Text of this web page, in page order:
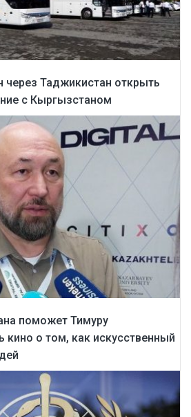
через Таджикистан открыть
с Кыргызстаном
поможет Тимуру
кино о том, как искусственный